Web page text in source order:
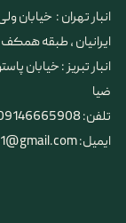
انبار تهران : خیابان
ایرانیان ، طبقه همکف
​​​​​​​انبار تبریز : خیابان
ضیا
تلفن: 09146665908
ایمیل: Parhammobayeni81@gmail.com